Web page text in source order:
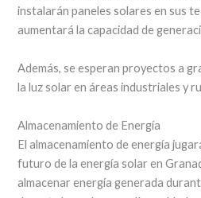
instalarán paneles solares en sus
aumentará la capacidad de
Además, se esperan proyectos a
la luz solar en áreas industriales y
Almacenamiento de Energía
El almacenamiento de energía
futuro de la energía solar en
almacenar energía generada